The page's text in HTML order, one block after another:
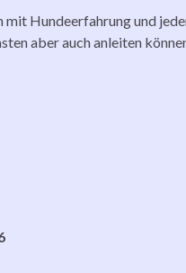
mit Hundeerfahrung und
aber auch anleiten